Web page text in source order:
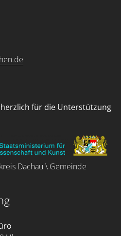
für die Unterstützung
Dachau \ Gemeinde